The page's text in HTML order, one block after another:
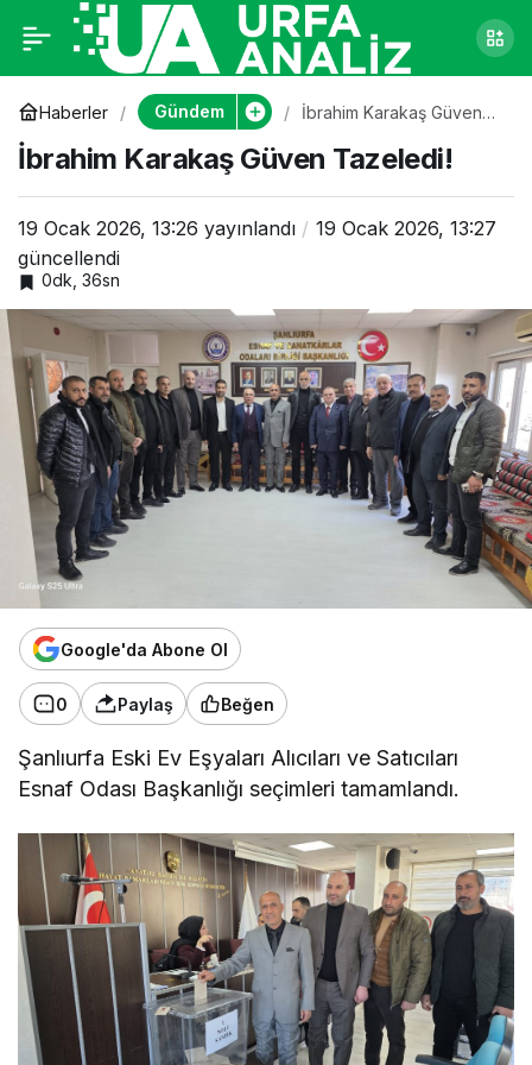
Haberler Gündem
İbrahim Karakaş Güven
İbrahim Karakaş Güven Tazeledi!
19 Ocak 2026, 13:26 yayınlandı
19 Ocak 2026, 13:27
güncellendi
0dk, 36sn
Google'da Abone Ol
0 Paylaş Beğen
Şanlıurfa Eski Ev Eşyaları Alıcıları ve Satıcıları
Esnaf Odası Başkanlığı seçimleri tamamlandı.
İbrahim Karakaş
Güven Tazeledi!
0